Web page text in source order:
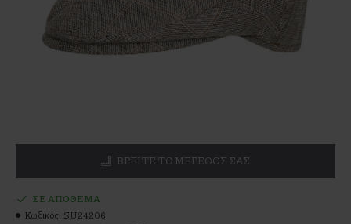
ΒΡΕΊΤΕ ΤΟ ΜΕΓΕΘΌΣ ΣΑΣ
ΣΕ ΑΠΌΘΕΜΑ
Κωδικός: SU24206